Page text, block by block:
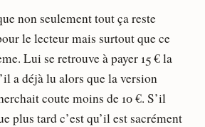
non seulement tout ça reste
le lecteur mais surtout que ce
Lui se retrouve à payer 15 € la
a déjà lu alors que la version
coute moins de 10 €. S’il
plus tard c’est qu’il est sacrément